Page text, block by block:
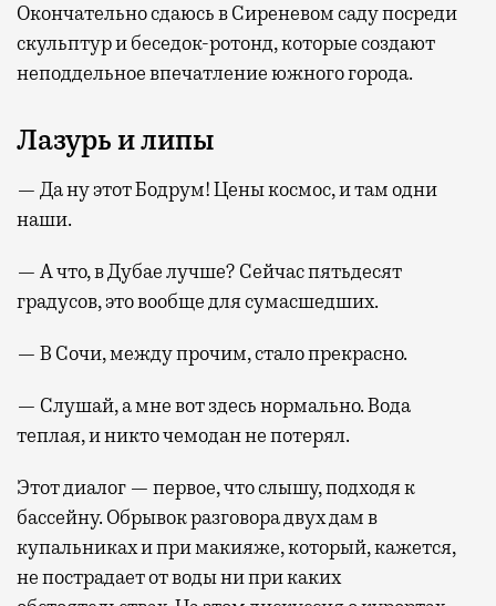
Окончательно сдаюсь в Сиреневом саду посреди
скульптур и беседок-ротонд, которые создают
неподдельное впечатление южного города.
Лазурь и липы
— Да ну этот Бодрум! Цены космос, и там одни
наши.
— А что, в Дубае лучше? Сейчас пятьдесят
градусов, это вообще для сумасшедших.
— В Сочи, между прочим, стало прекрасно.
— Слушай, а мне вот здесь нормально. Вода
теплая, и никто чемодан не потерял.
Этот диалог — первое, что слышу, подходя к
бассейну. Обрывок разговора двух дам в
купальниках и при макияже, который, кажется,
не пострадает от воды ни при каких